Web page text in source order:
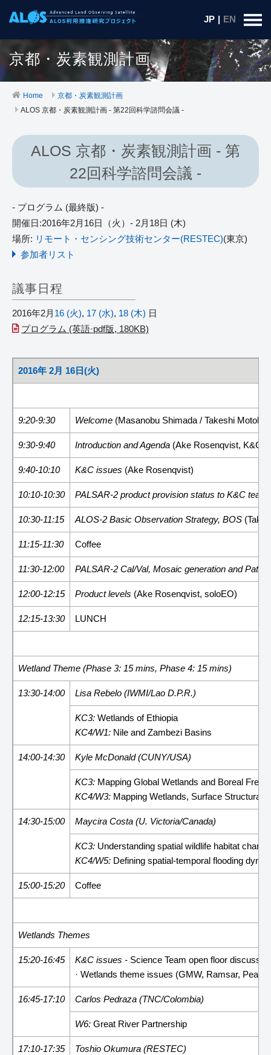
JP | EN
京都・炭素観測計画
Home
京都・炭素観測計画
ALOS 京都・炭素観測計画 - 第22回科学諮問会議 -
ALOS 京都・炭素観測計画 - 第
22回科学諮問会議 -
- プログラム (最終版) -
開催日:2016年2月16日（火）- 2月18日 (木)
場所: リモート・センシング技術センター(RESTEC)(東京)
参加者リスト
議事日程
2016年2月 16 (火), 17 (水), 18 (木) 日
プログラム (英語·pdf版, 180KB)
2016年 2月 16日(火)
9:20-9:30 Welcome (Masanobu Shimada / Takeshi
9:30-9:40 Introduction and Agenda (Ake Rosenqvist, K&C
9:40-10:10 K&C issues (Ake Rosenqvist)
10:10-10:30 PALSAR-2 product provision status to K&C team
10:30-11:15 ALOS-2 Basic Observation Strategy, BOS
11:15-11:30 Coffee
11:30-12:00 PALSAR-2 Cal/Val, Mosaic generation and Path
12:00-12:15 Product levels (Ake Rosenqvist, soloEO)
12:15-13:30 LUNCH
Wetland Theme (Phase 3: 15 mins, Phase 4: 15 mins)
13:30-14:00 Lisa Rebelo (IWMI/Lao D.P.R.)
KC3: Wetlands of Ethiopia
KC4/W1: Nile and Zambezi Basins
14:00-14:30 Kyle McDonald (CUNY/USA)
KC3: Mapping Global Wetlands and Boreal
KC4/W3: Mapping Wetlands, Surface Structural
14:30-15:00 Maycira Costa (U. Victoria/Canada)
KC3: Understanding spatial wildlife habitat
KC4/W5: Defining spatial-temporal flooding
15:00-15:20 Coffee
Wetlands Themes
15:20-16:45 K&C issues - Science Team open floor
· Wetlands theme issues (GMW, Ramsar,
16:45-17:10 Carlos Pedraza (TNC/Colombia)
W6: Great River Partnership
17:10-17:35 Toshio Okumura (RESTEC)